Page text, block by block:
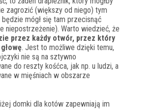
zagrozić (większy od niego) tym
mógł się tam przecisnąć
niepostrzeżenie). Warto wiedzieć, że
przez każdy otwór, przez który
. Jest to możliwe dzięki temu,
nie są na sztywno
do reszty kośćca, jak np. u ludzi, a
w mięśniach w obszarze
domki dla kotów zapewniają im